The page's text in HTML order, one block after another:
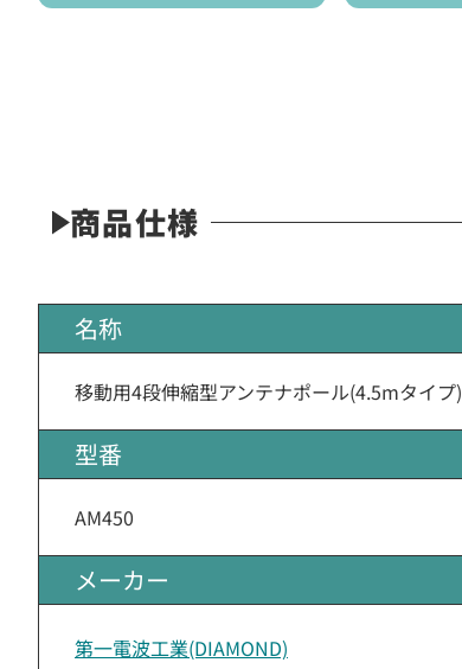
商品仕様
名称
移動用4段伸縮型アンテナポール(4.5mタイプ)
型番
AM450
メーカー
第一電波工業(DIAMOND)